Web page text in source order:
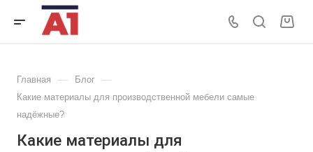
Главная — Блог —
Какие материалы для производственной мебели самые
надёжные?
Какие материалы для